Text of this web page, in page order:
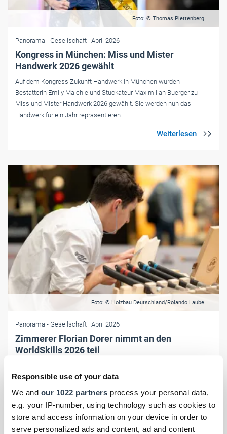
Responsible use of your data
We and our 1022 partners process your personal data,
e.g. your IP-number, using technology such as cookies to
store and access information on your device in order to
serve personalized ads and content, ad and content
Foto: © Thomas Plettenberg
Panorama - Gesellschaft | April 2026
Kongress in München: Miss und Mister
Handwerk 2026 gewählt
Auf dem Kongress Zukunft Handwerk in München wurden
Bestatterin Emily Maichle und Stuckateur Maximilian Buerger zu
Miss und Mister Handwerk 2026 gewählt. Sie werden nun das
Handwerk für ein Jahr repräsentieren.
Foto: © Holzbau Deutschland/Rolando Laube
Panorama - Gesellschaft | April 2026
Zimmerer Florian Dorer nimmt an den
WorldSkills 2026 teil
1.400 junge Fachkräfte bei der WM der Berufe gegeneinander an.